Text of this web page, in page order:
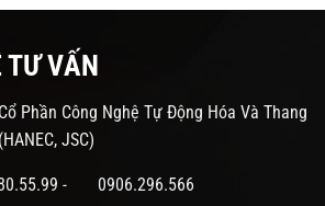
TƯ VẤN
Phần Công Nghệ Tự Động Hóa Và Thang
JSC)
- 0906.296.566